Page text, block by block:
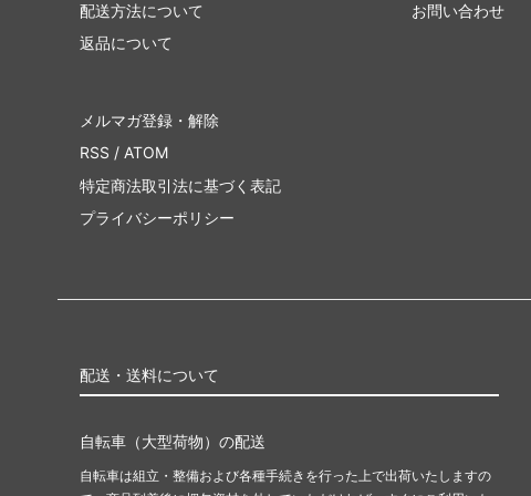
配送方法について
返品について
お問い合わせ
メルマガ登録・解除
RSS / ATOM
特定商法取引法に基づく表記
プライバシーポリシー
配送・送料について
自転車（大型荷物）の配送
自転車は組立・整備および各種手続きを行った上で出荷いたしますの